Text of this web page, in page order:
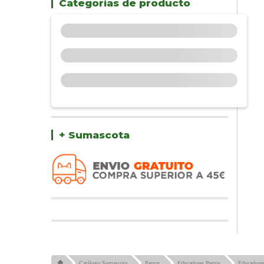
Categorías de producto
+ Sumascota